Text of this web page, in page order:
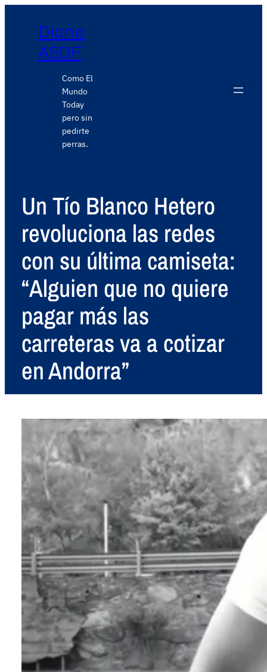
Diario
ASDF
Como El
Mundo
Today
pero sin
pedirte
perras.
Un Tío Blanco Hetero
revoluciona las redes
con su última camiseta:
“Alguien que no quiere
pagar más las
carreteras va a cotizar
en Andorra”